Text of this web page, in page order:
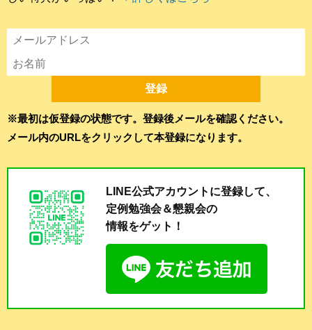
※最初は仮登録の状態です。登録後メールを確認ください。
メール内のURLをクリックして本登録になります。
LINE公式アカウントに登録して、
定例勉強会＆懇親会の
情報をゲット！